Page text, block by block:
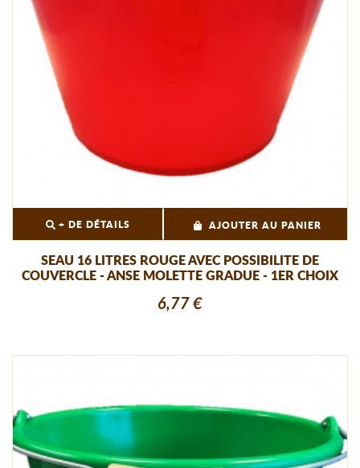
+ DE DÉTAILS AJOUTER AU PANIER
SEAU 16 LITRES ROUGE AVEC POSSIBILITE DE
COUVERCLE - ANSE MOLETTE GRADUE - 1ER CHOIX
6,77 €